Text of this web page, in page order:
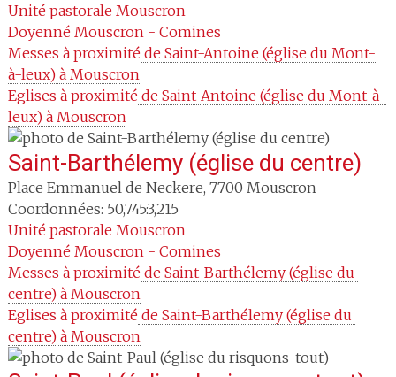
Unité pastorale Mouscron
Doyenné Mouscron - Comines
Messes à proximité de Saint-Antoine (église du Mont-
à-leux) à Mouscron
Eglises à proximité de Saint-Antoine (église du Mont-à-
leux) à Mouscron
Saint-Barthélemy (église du centre)
Place Emmanuel de Neckere, 7700 Mouscron
Coordonnées: 50,745:3,215
Unité pastorale Mouscron
Doyenné Mouscron - Comines
Messes à proximité de Saint-Barthélemy (église du
centre) à Mouscron
Eglises à proximité de Saint-Barthélemy (église du
centre) à Mouscron